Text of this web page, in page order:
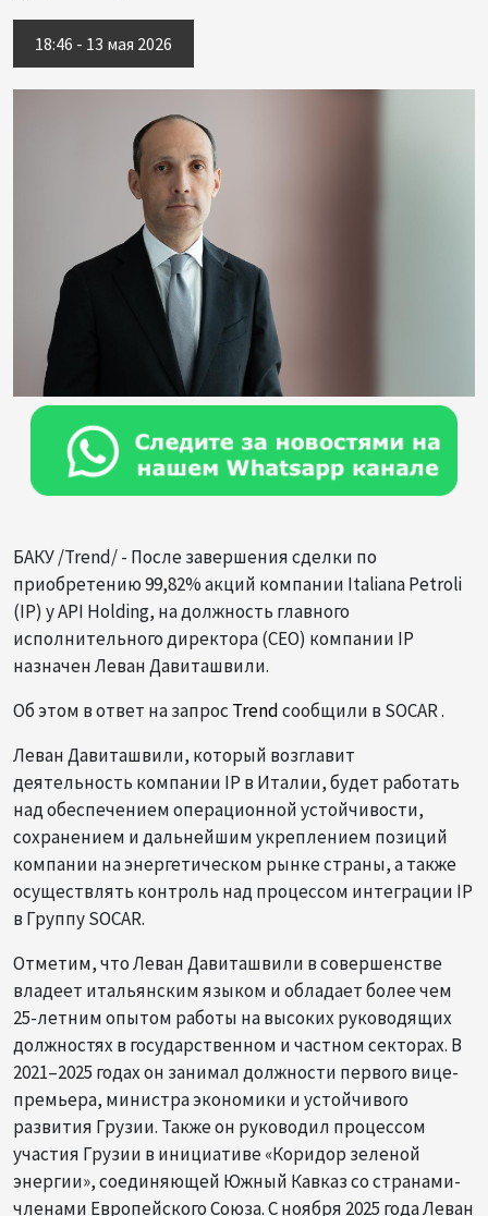
18:46 - 13 мая 2026
БАКУ /Trend/ - После завершения сделки по
приобретению 99,82% акций компании Italiana Petroli
(IP) у API Holding, на должность главного
исполнительного директора (CEO) компании IP
назначен Леван Давиташвили.
Об этом в ответ на запрос Trendсообщили в SOCAR .
Леван Давиташвили, который возглавит
деятельность компании IP в Италии, будет работать
над обеспечением операционной устойчивости,
сохранением и дальнейшим укреплением позиций
компании на энергетическом рынке страны, а также
осуществлять контроль над процессом интеграции IP
в Группу SOCAR.
Отметим, что Леван Давиташвили в совершенстве
владеет итальянским языком и обладает более чем
25-летним опытом работы на высоких руководящих
должностях в государственном и частном секторах. В
2021–2025 годах он занимал должности первого вице-
премьера, министра экономики и устойчивого
развития Грузии. Также он руководил процессом
участия Грузии в инициативе «Коридор зеленой
энергии», соединяющей Южный Кавказ со странами-
членами Европейского Союза. С ноября 2025 года Леван